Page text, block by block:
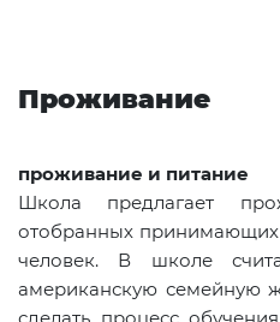
Проживание
проживание и питание
Школа предлагает
отобранных принимающих
человек. В школе
американскую семейную